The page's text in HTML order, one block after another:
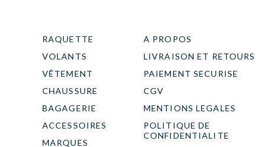
RAQUETTE
VOLANTS
VÊTEMENT
CHAUSSURE
BAGAGERIE
ACCESSOIRES
MARQUES
A PROPOS
LIVRAISON ET RETOURS
PAIEMENT SECURISE
CGV
MENTIONS LEGALES
POLITIQUE DE
CONFIDENTIALITE